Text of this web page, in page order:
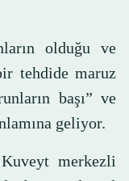
olduğu ve
tehdide maruz
başı” ve
geliyor.
merkezli